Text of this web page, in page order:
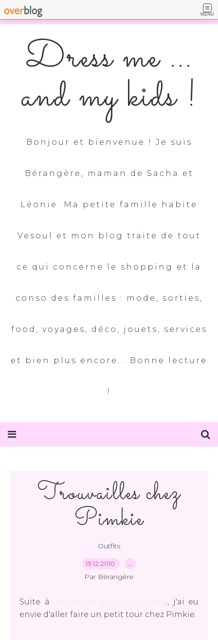
MENU
Dress me ...
and my kids !
Bonjour et bienvenue ! Je suis
Bérangère, maman de Sacha et
Léonie. Ma petite famille habite
Vesoul et mon blog traite de tout
ce qui concerne le shopping et la
conso des familles : mode, sorties,
food, voyages, déco, jouets, services
et bien plus encore... Bonne lecture
!
Trouvailles chez
Pimkie
Outfits
19.12.2010 …
Par Bérangère
Suite à
, j'ai eu
envie d'aller faire un petit tour chez Pimkie.